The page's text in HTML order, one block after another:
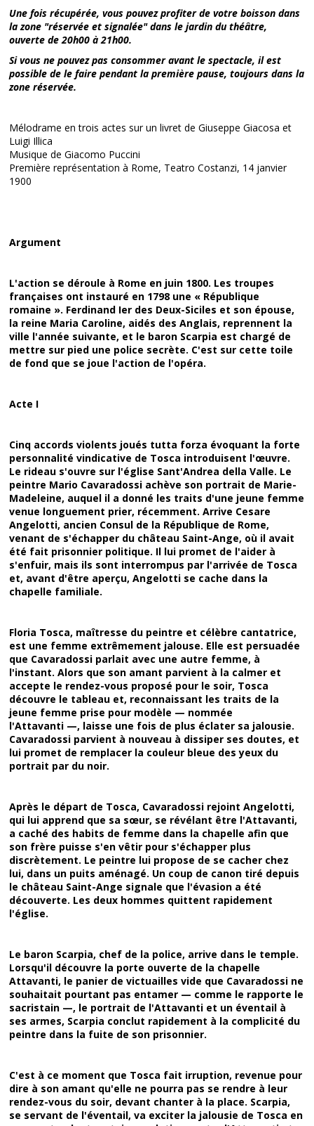
Une fois récupérée, vous pouvez profiter de votre boisson dans
la zone "réservée et signalée" dans le jardin du théâtre,
ouverte de 20h00 à 21h00.
Si vous ne pouvez pas consommer avant le spectacle, il est
possible de le faire pendant la première pause, toujours dans la
zone réservée.
Mélodrame en trois actes sur un livret de Giuseppe Giacosa et
Luigi Illica
Musique de Giacomo Puccini
Première représentation à Rome, Teatro Costanzi, 14 janvier
1900
Argument
L'action se déroule à Rome en juin 1800. Les troupes
françaises ont instauré en 1798 une « République
romaine ». Ferdinand Ier des Deux-Siciles et son épouse,
la reine Maria Caroline, aidés des Anglais, reprennent la
ville l'année suivante, et le baron Scarpia est chargé de
mettre sur pied une police secrète. C'est sur cette toile
de fond que se joue l'action de l'opéra.
Acte I
Cinq accords violents joués tutta forza évoquant la forte
personnalité vindicative de Tosca introduisent l'œuvre.
Le rideau s'ouvre sur l'église Sant'Andrea della Valle. Le
peintre Mario Cavaradossi achève son portrait de Marie-
Madeleine, auquel il a donné les traits d'une jeune femme
venue longuement prier, récemment. Arrive Cesare
Angelotti, ancien Consul de la République de Rome,
venant de s'échapper du château Saint-Ange, où il avait
été fait prisonnier politique. Il lui promet de l'aider à
s'enfuir, mais ils sont interrompus par l'arrivée de Tosca
et, avant d'être aperçu, Angelotti se cache dans la
chapelle familiale.
Floria Tosca, maîtresse du peintre et célèbre cantatrice,
est une femme extrêmement jalouse. Elle est persuadée
que Cavaradossi parlait avec une autre femme, à
l'instant. Alors que son amant parvient à la calmer et
accepte le rendez-vous proposé pour le soir, Tosca
découvre le tableau et, reconnaissant les traits de la
jeune femme prise pour modèle — nommée
l'Attavanti —, laisse une fois de plus éclater sa jalousie.
Cavaradossi parvient à nouveau à dissiper ses doutes, et
lui promet de remplacer la couleur bleue des yeux du
portrait par du noir.
Après le départ de Tosca, Cavaradossi rejoint Angelotti,
qui lui apprend que sa sœur, se révélant être l'Attavanti,
a caché des habits de femme dans la chapelle afin que
son frère puisse s'en vêtir pour s'échapper plus
discrètement. Le peintre lui propose de se cacher chez
lui, dans un puits aménagé. Un coup de canon tiré depuis
le château Saint-Ange signale que l'évasion a été
découverte. Les deux hommes quittent rapidement
l'église.
Le baron Scarpia, chef de la police, arrive dans le temple.
Lorsqu'il découvre la porte ouverte de la chapelle
Attavanti, le panier de victuailles vide que Cavaradossi ne
souhaitait pourtant pas entamer — comme le rapporte le
sacristain —, le portrait de l'Attavanti et un éventail à
ses armes, Scarpia conclut rapidement à la complicité du
peintre dans la fuite de son prisonnier.
C'est à ce moment que Tosca fait irruption, revenue pour
dire à son amant qu'elle ne pourra pas se rendre à leur
rendez-vous du soir, devant chanter à la place. Scarpia,
se servant de l'éventail, va exciter la jalousie de Tosca en